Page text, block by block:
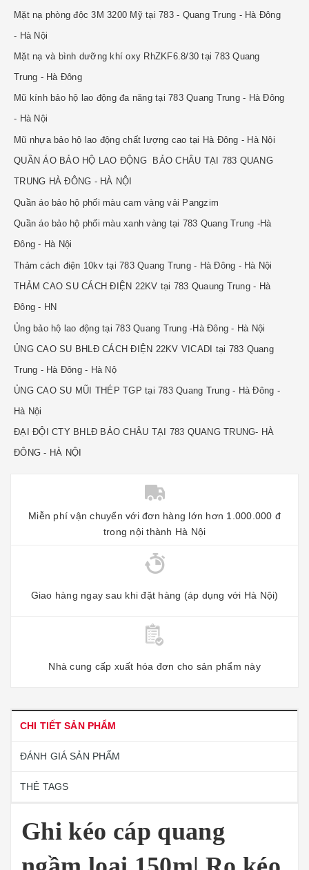
Mặt nạ phòng độc 3M 3200 Mỹ tại 783 - Quang Trung - Hà Đông
- Hà Nội
Mặt nạ và bình dưỡng khí oxy RhZKF6.8/30 tại 783 Quang
Trung - Hà Đông
Mũ kính bảo hộ lao động đa năng tại 783 Quang Trung - Hà Đông
- Hà Nội
Mũ nhựa bảo hộ lao động chất lượng cao tại Hà Đông - Hà Nội
QUẦN ÁO BẢO HỘ LAO ĐỘNG BẢO CHÂU TẠI 783 QUANG
TRUNG HÀ ĐÔNG - HÀ NỘI
Quần áo bảo hộ phối màu cam vàng vải Pangzim
Quần áo bảo hộ phối màu xanh vàng tại 783 Quang Trung -Hà
Đông - Hà Nội
Thảm cách điện 10kv tại 783 Quang Trung - Hà Đông - Hà Nội
THẢM CAO SU CÁCH ĐIỆN 22KV tại 783 Quaung Trung - Hà
Đông - HN
Ủng bảo hộ lao động tại 783 Quang Trung -Hà Đông - Hà Nội
ỦNG CAO SU BHLĐ CÁCH ĐIỆN 22KV VICADI tại 783 Quang
Trung - Hà Đông - Hà Nộ
ỦNG CAO SU MŨI THÉP TGP tại 783 Quang Trung - Hà Đông -
Hà Nội
ĐẠI ĐỘI CTY BHLĐ BẢO CHÂU TẠI 783 QUANG TRUNG- HÀ
ĐÔNG - HÀ NỘI
Miễn phí vận chuyển với đơn hàng lớn hơn 1.000.000 đ
trong nội thành Hà Nội
Giao hàng ngay sau khi đặt hàng (áp dụng với Hà Nội)
Nhà cung cấp xuất hóa đơn cho sản phẩm này
CHI TIẾT SẢN PHẨM
ĐÁNH GIÁ SẢN PHẨM
THẺ TAGS
Ghi kéo cáp quang